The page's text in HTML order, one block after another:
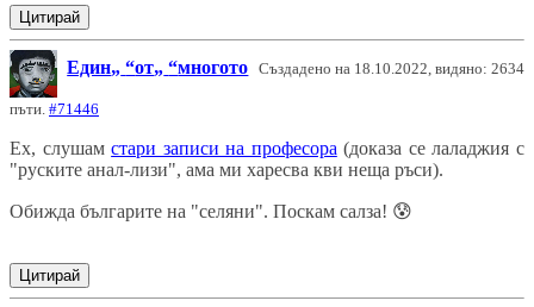
Цитирай
Един от многото Създадено на 18.10.2022, видяно: 2634
пъти. #71446
Ех, слушамстари записи на професора (доказа се лаладжия с
"руските анал-лизи", ама ми харесва кви неща ръси).
Обижда българите на "селяни". Поскам салза! 😰
Цитирай